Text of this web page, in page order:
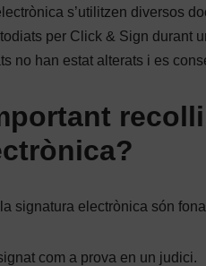
s’utilitzen diversos
per Click & Sign durant
no han estat alterats i es
signatura electrònica són
com a prova en un judici.